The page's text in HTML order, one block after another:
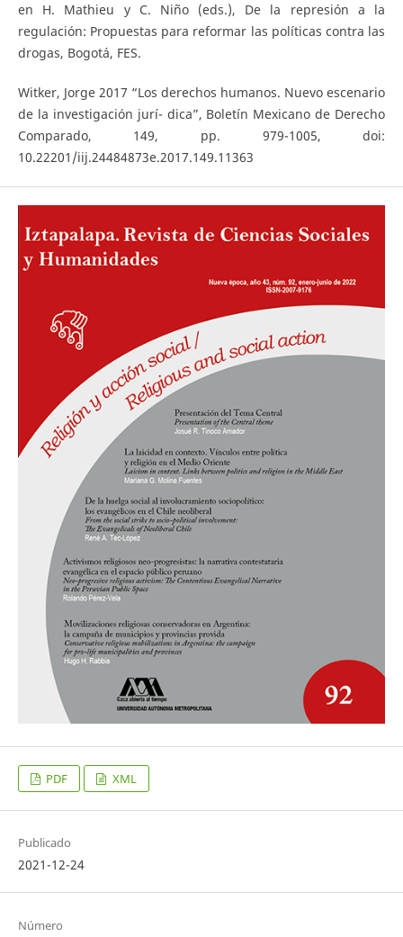
en H. Mathieu y C. Niño (eds.), De la represión a la
regulación: Propuestas para reformar las políticas contra las
drogas, Bogotá, FES.
Witker, Jorge 2017 “Los derechos humanos. Nuevo escenario
de la investigación jurí- dica”, Boletín Mexicano de Derecho
Comparado, 149, pp. 979-1005, doi:
10.22201/iij.24484873e.2017.149.11363
PDF XML
Publicado
2021-12-24
Número